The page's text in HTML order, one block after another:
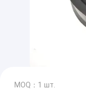
MOQ：1 шт.